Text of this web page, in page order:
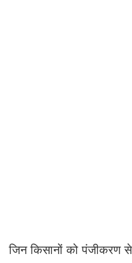
जिन किसानों को पंजीकरण